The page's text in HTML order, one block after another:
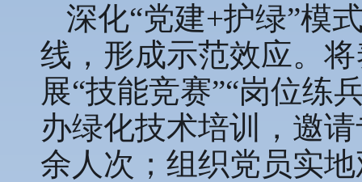
深化“党建+护绿”模
线，形成示范效应。
展“技能竞赛”“岗位练
办绿化技术培训，邀
余人次；组织党员实